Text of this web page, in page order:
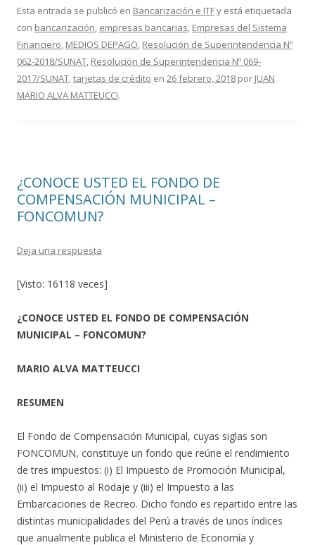
e
b
o
o
k
itt
er
m
p
ar
ti
r
Esta entrada se publicó en Bancarización e ITFy está etiquetada
con bancarización, empresas bancarias, Empresas del Sistema
Financiero, MEDIOS DEPAGO, Resolución de Superintendencia Nº
062-2018/SUNAT, Resolución de Superintendencia Nº 069-
2017/SUNAT,tarjetas de crédito en 26 febrero, 2018 por JUAN
MARIO ALVA MATTEUCCI.
¿CONOCE USTED EL FONDO DE
COMPENSACIÓN MUNICIPAL –
FONCOMUN?
Deja una respuesta
[Visto: 16118 veces]
¿CONOCE USTED EL FONDO DE COMPENSACIÓN
MUNICIPAL – FONCOMUN?
MARIO ALVA MATTEUCCI
RESUMEN
El Fondo de Compensación Municipal, cuyas siglas son
FONCOMUN, constituye un fondo que reúne el rendimiento
de tres impuestos: (i) El Impuesto de Promoción Municipal,
(ii) el Impuesto al Rodaje y (iii) el Impuesto a las
Embarcaciones de Recreo. Dicho fondo es repartido entre las
distintas municipalidades del Perú a través de unos índices
que anualmente publica el Ministerio de Economía y